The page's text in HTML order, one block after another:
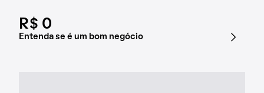
R$ 0
Entenda se é um bom negócio